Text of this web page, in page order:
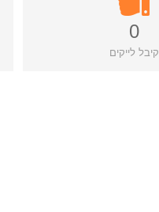
0
קיבל לייקים